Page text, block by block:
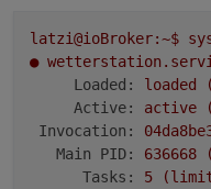
latzi@ioBroker:~$
●
Loaded:
loaded
Active:
active
Invocation:
Main PID:
636668
Tasks:
5